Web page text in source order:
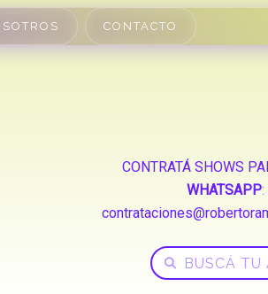
CONTACTO
CONTRATÁ SHOWS
WHATSAPP: